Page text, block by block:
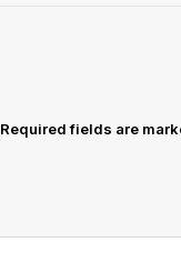
देने
Required fields are